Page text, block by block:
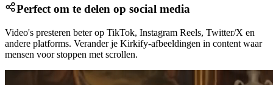
Perfect om te delen op social media
Video's presteren beter op TikTok, Instagram Reels, Twitter/X en
andere platforms. Verander je Kirkify-afbeeldingen in content waar
mensen voor stoppen met scrollen.